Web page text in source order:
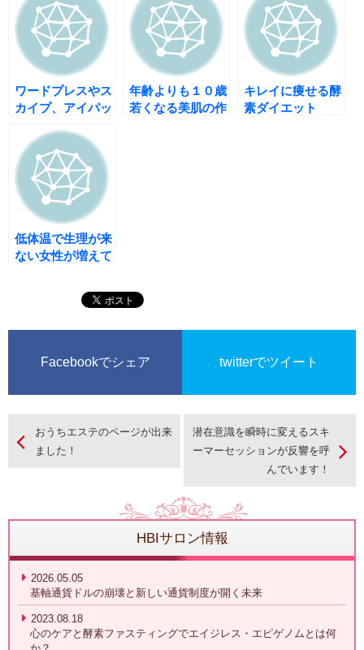
ワードプレスやス
カイプ、アイパッ
しましょう♪
年齢よりも１０歳
若くなる美肌の作
キレイに痩せる酵
素ダイエット
低体温で生理が来
ない女性が増えて
Facebookでシェア twitterでツイート
おうちエステのページが出来
ました！
潜在意識を瞬時に変えるスキ
ーマーセッションが反響を呼
んでいます！
HBIサロン情報
2026.05.05
基軸通貨ドルの崩壊と新しい通貨制度が開く未来
2023.08.18
心のケアと酵素ファスティングでエイジレス・エピゲノムとは何